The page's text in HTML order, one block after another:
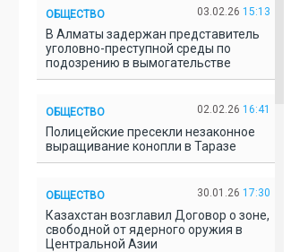
ОБЩЕСТВО 03.02.26 15:13
В Алматы задержан представитель
уголовно-преступной среды по
подозрению в вымогательстве
ОБЩЕСТВО 02.02.26 16:41
Полицейские пресекли незаконное
выращивание конопли в Таразе
ОБЩЕСТВО 30.01.26 17:30
Казахстан возглавил Договор о зоне,
свободной от ядерного оружия в
Центральной Азии